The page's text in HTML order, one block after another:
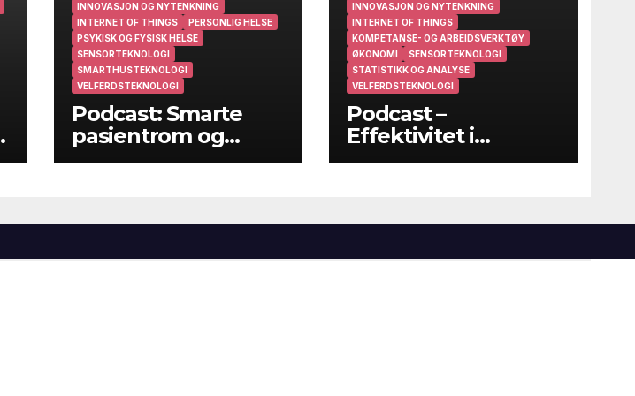
INNOVASJON OG NYTENKNING
INTERNET OF THINGS
PERSONLIG HELSE
PSYKISK OG FYSISK HELSE
SENSORTEKNOLOGI
SMARTHUSTEKNOLOGI
VELFERDSTEKNOLOGI
Podcast: Smarte
pasientrom og
smarte hjem
INNOVASJON OG NYTENKNING
INTERNET OF THINGS
KOMPETANSE- OG ARBEIDSVERKTØY
ØKONOMI
SENSORTEKNOLOGI
STATISTIKK OG ANALYSE
VELFERDSTEKNOLOGI
Podcast –
Effektivitet i
helsevesenet – På